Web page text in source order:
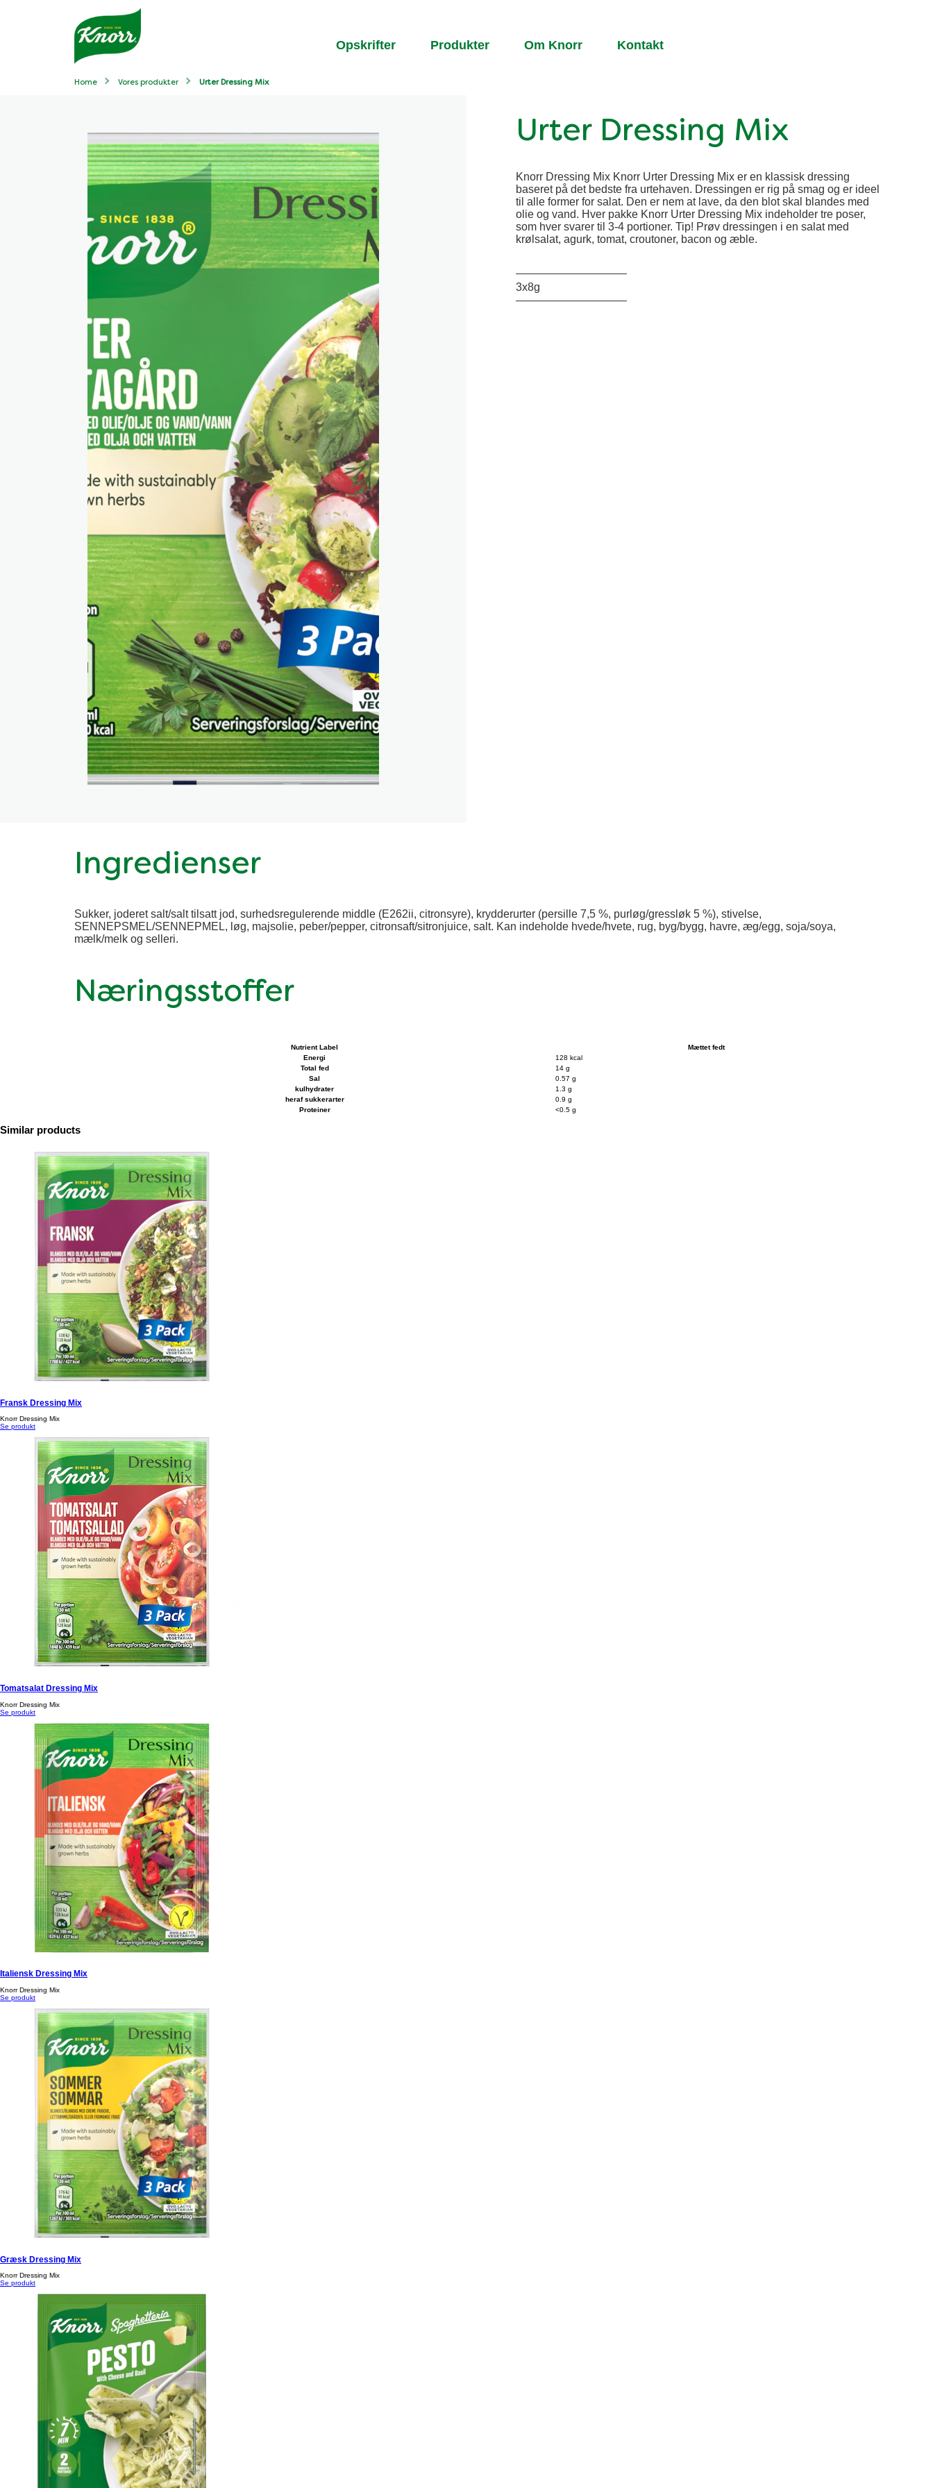
Opskrifter Produkter Om Knorr Kontakt
Home Vores produkter Urter Dressing Mix
Urter Dressing Mix
Knorr Dressing Mix Knorr Urter Dressing Mix er en klassisk dressing
baseret på det bedste fra urtehaven. Dressingen er rig på smag og er ideel
til alle former for salat. Den er nem at lave, da den blot skal blandes med
olie og vand. Hver pakke Knorr Urter Dressing Mix indeholder tre poser,
som hver svarer til 3-4 portioner. Tip! Prøv dressingen i en salat med
krølsalat, agurk, tomat, croutoner, bacon og æble.
3x8g
Ingredienser
Sukker, joderet salt/salt tilsatt jod, surhedsregulerende middle (E262ii, citronsyre), krydderurter (persille 7,5 %, purløg/gressløk 5 %), stivelse,
SENNEPSMEL/SENNEPMEL, løg, majsolie, peber/pepper, citronsaft/sitronjuice, salt. Kan indeholde hvede/hvete, rug, byg/bygg, havre, æg/egg, soja/soya,
mælk/melk og selleri.
Næringsstoffer
Nutrient Label
Mættet fedt
Energi
128 kcal
Total fed
14 g
Sal
0.57 g
kulhydrater
1.3 g
heraf sukkerarter
0.9 g
Proteiner
<0.5 g
Similar products
Fransk Dressing Mix
Knorr Dressing Mix
Se produkt
Tomatsalat Dressing Mix
Knorr Dressing Mix
Se produkt
Italiensk Dressing Mix
Knorr Dressing Mix
Se produkt
Græsk Dressing Mix
Knorr Dressing Mix
Se produkt